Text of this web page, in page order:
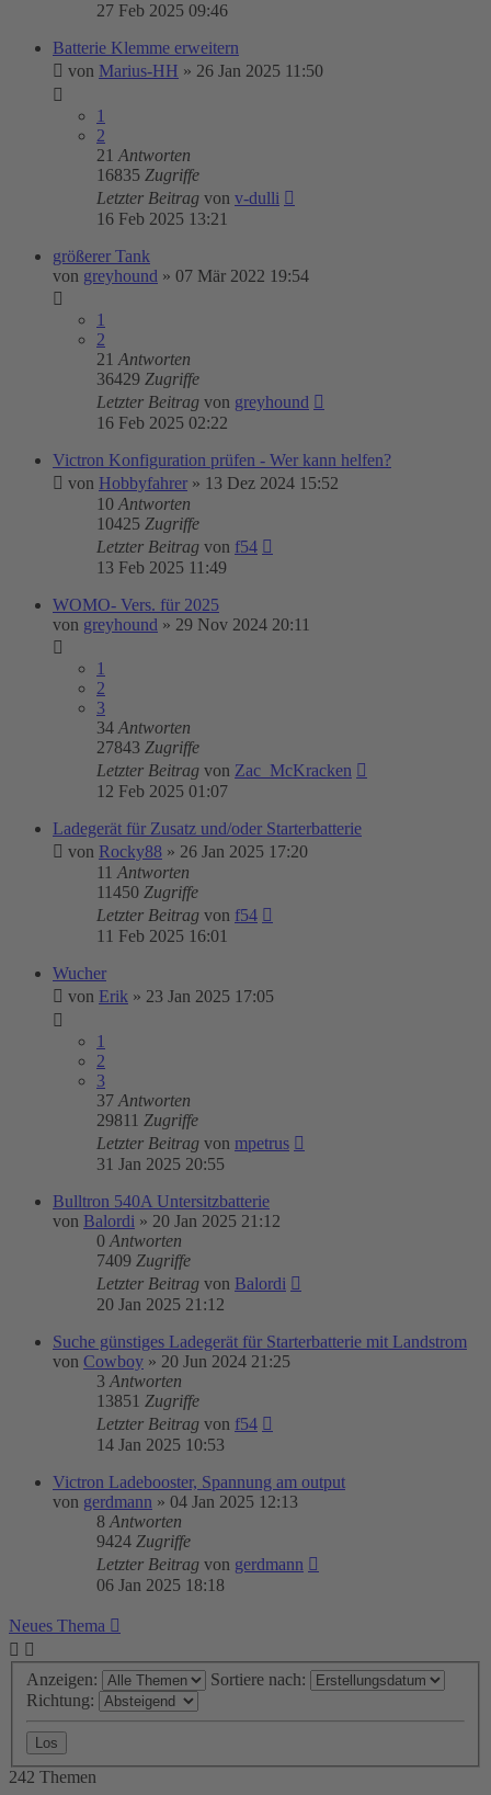
27 Feb 2025 09:46
Batterie Klemme erweitern
von Marius-HH » 26 Jan 2025 11:50
1
2
21 Antworten
16835 Zugriffe
Letzter Beitrag von v-dulli
16 Feb 2025 13:21
größerer Tank
von greyhound » 07 Mär 2022 19:54
1
2
21 Antworten
36429 Zugriffe
Letzter Beitrag von greyhound
16 Feb 2025 02:22
Victron Konfiguration prüfen - Wer kann helfen?
von Hobbyfahrer » 13 Dez 2024 15:52
10 Antworten
10425 Zugriffe
Letzter Beitrag von f54
13 Feb 2025 11:49
WOMO- Vers. für 2025
von greyhound » 29 Nov 2024 20:11
1
2
3
34 Antworten
27843 Zugriffe
Letzter Beitrag von Zac_McKracken
12 Feb 2025 01:07
Ladegerät für Zusatz und/oder Starterbatterie
von Rocky88 » 26 Jan 2025 17:20
11 Antworten
11450 Zugriffe
Letzter Beitrag von f54
11 Feb 2025 16:01
Wucher
von Erik » 23 Jan 2025 17:05
1
2
3
37 Antworten
29811 Zugriffe
Letzter Beitrag von mpetrus
31 Jan 2025 20:55
Bulltron 540A Untersitzbatterie
von Balordi » 20 Jan 2025 21:12
0 Antworten
7409 Zugriffe
Letzter Beitrag von Balordi
20 Jan 2025 21:12
Suche günstiges Ladegerät für Starterbatterie mit Landstrom
von Cowboy » 20 Jun 2024 21:25
3 Antworten
13851 Zugriffe
Letzter Beitrag von f54
14 Jan 2025 10:53
Victron Ladebooster, Spannung am output
von gerdmann » 04 Jan 2025 12:13
8 Antworten
9424 Zugriffe
Letzter Beitrag von gerdmann
06 Jan 2025 18:18
Neues Thema
Anzeigen:
Sortiere nach:
Richtung:
242 Themen